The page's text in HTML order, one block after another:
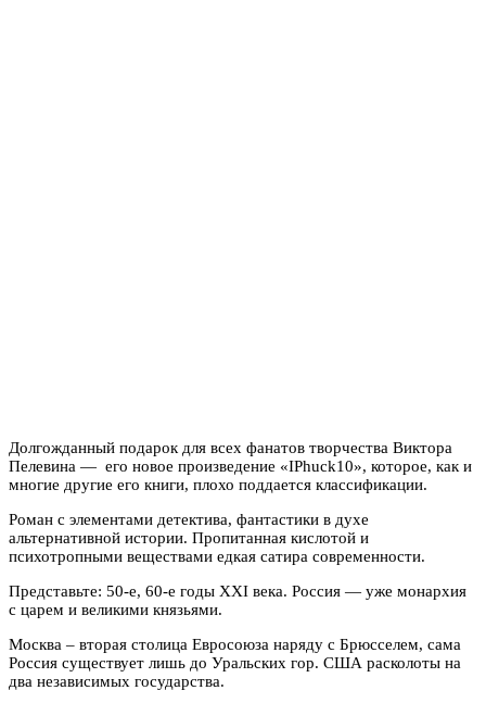
Долгожданный подарок для всех фанатов творчества Виктора
Пелевина — его новое произведение «IPhuck10», которое, как и
многие другие его книги, плохо поддается классификации.
Роман с элементами детектива, фантастики в духе
альтернативной истории. Пропитанная кислотой и
психотропными веществами едкая сатира современности.
Представьте: 50-е, 60-е годы XXI века. Россия — уже монархия
с царем и великими князьями.
Москва – вторая столица Евросоюза наряду с Брюсселем, сама
Россия существует лишь до Уральских гор. США расколоты на
два независимых государства.